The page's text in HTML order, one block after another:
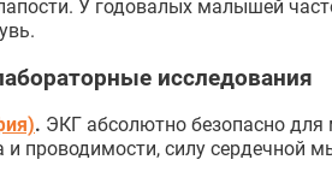
У годовалых малышей
исследования
. ЭКГ абсолютно безопасно для
проводимости, силу сердечной